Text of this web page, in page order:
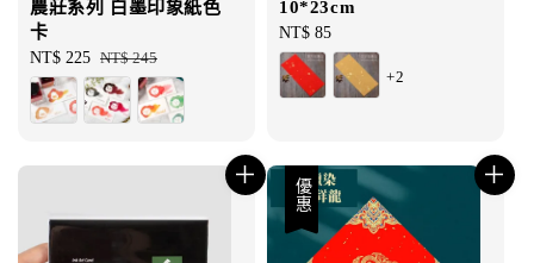
農莊系列 白墨印象紙色
卡
Sale
price
NT$ 225 Regular
price
NT$ 245
10*23cm
Regular
price
NT$ 85
+2
優惠